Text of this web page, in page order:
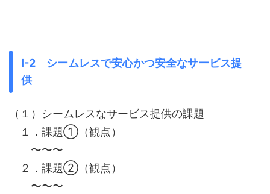
Ⅰ-2 シームレスで安心かつ安全なサービス提
供
（１）シームレスなサービス提供の課題
１．課題①（観点）
〜〜〜
２．課題②（観点）
〜〜〜